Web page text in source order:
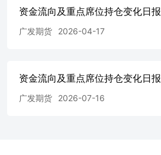
资金流向及重点席位持仓变化日报
广发期货 2026-04-17
资金流向及重点席位持仓变化日报
广发期货 2026-07-16